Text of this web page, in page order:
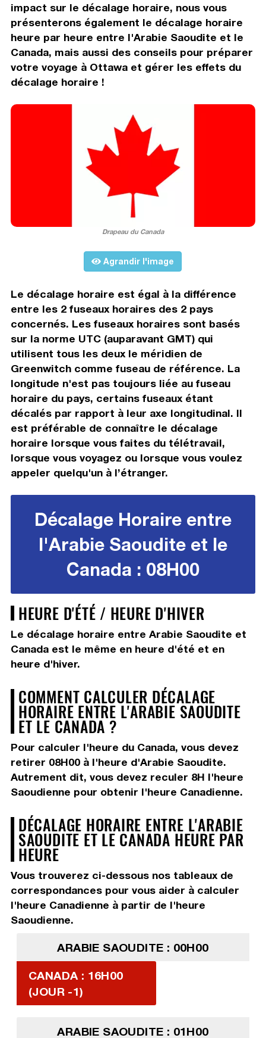
impact sur le décalage horaire, nous vous
présenterons également le décalage horaire
heure par heure entre l'Arabie Saoudite et le
Canada, mais aussi des conseils pour préparer
votre voyage à Ottawa et gérer les effets du
décalage horaire !
Drapeau du Canada
Agrandir l'image
Le décalage horaire est égal à la différence
entre les 2 fuseaux horaires des 2 pays
concernés. Les fuseaux horaires sont basés
sur la norme UTC (auparavant GMT) qui
utilisent tous les deux le méridien de
Greenwitch comme fuseau de référence. La
longitude n'est pas toujours liée au fuseau
horaire du pays, certains fuseaux étant
décalés par rapport à leur axe longitudinal. Il
est préférable de connaître le décalage
horaire lorsque vous faites du télétravail,
lorsque vous voyagez ou lorsque vous voulez
appeler quelqu'un à l’étranger.
Décalage Horaire entre
l'Arabie Saoudite et le
Canada : 08H00
HEURE D'ÉTÉ / HEURE D'HIVER
Le décalage horaire entre Arabie Saoudite et
Canada est le même en heure d'été et en
heure d'hiver.
COMMENT CALCULER DÉCALAGE
HORAIRE ENTRE L'ARABIE SAOUDITE
ET LE CANADA ?
Pour calculer l'heure du Canada, vous devez
retirer 08H00à l'heure d'Arabie Saoudite.
Autrement dit, vous devez reculer 8H l'heure
Saoudienne pour obtenir l'heure Canadienne.
DÉCALAGE HORAIRE ENTRE L'ARABIE
SAOUDITE ET LE CANADA HEURE PAR
HEURE
Vous trouverez ci-dessous nos tableaux de
correspondances pour vous aider à calculer
l'heure Canadienne à partir de l'heure
Saoudienne.
ARABIE SAOUDITE : 00H00
CANADA : 16H00
(JOUR -1)
ARABIE SAOUDITE : 01H00